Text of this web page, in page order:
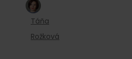
Táňa
Rožková